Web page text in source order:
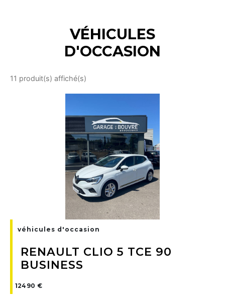
VÉHICULES
D'OCCASION
11 produit(s) affiché(s)
véhicules d'occasion
RENAULT CLIO 5 TCE 90
BUSINESS
12490 €